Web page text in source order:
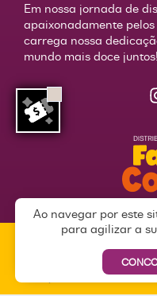
Ao navegar por este
para agilizar a
Em nossa jornada de
apaixonadamente
carrega nossa
mundo mais doce juntos!
© 2026 | Todos os direitos
Desenvolvido com